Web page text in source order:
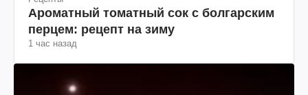
Ароматный томатный сок с болгарским
перцем: рецепт на зиму
1 час назад